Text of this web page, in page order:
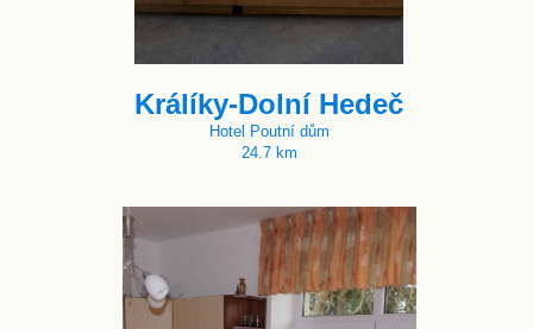
Králíky-Dolní Hedeč
Hotel Poutní dům
24.7 km